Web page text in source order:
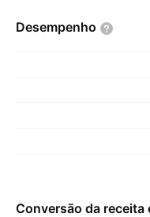
1967 e está
Desempenho
Conversão da receita